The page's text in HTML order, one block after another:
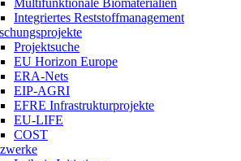
Multifunktionale Biomaterialien
Integriertes Reststoffmanagement
Projektsuche
EU Horizon Europe
ERA-Nets
EIP-AGRI
EFRE Infrastrukturprojekte
EU-LIFE
COST